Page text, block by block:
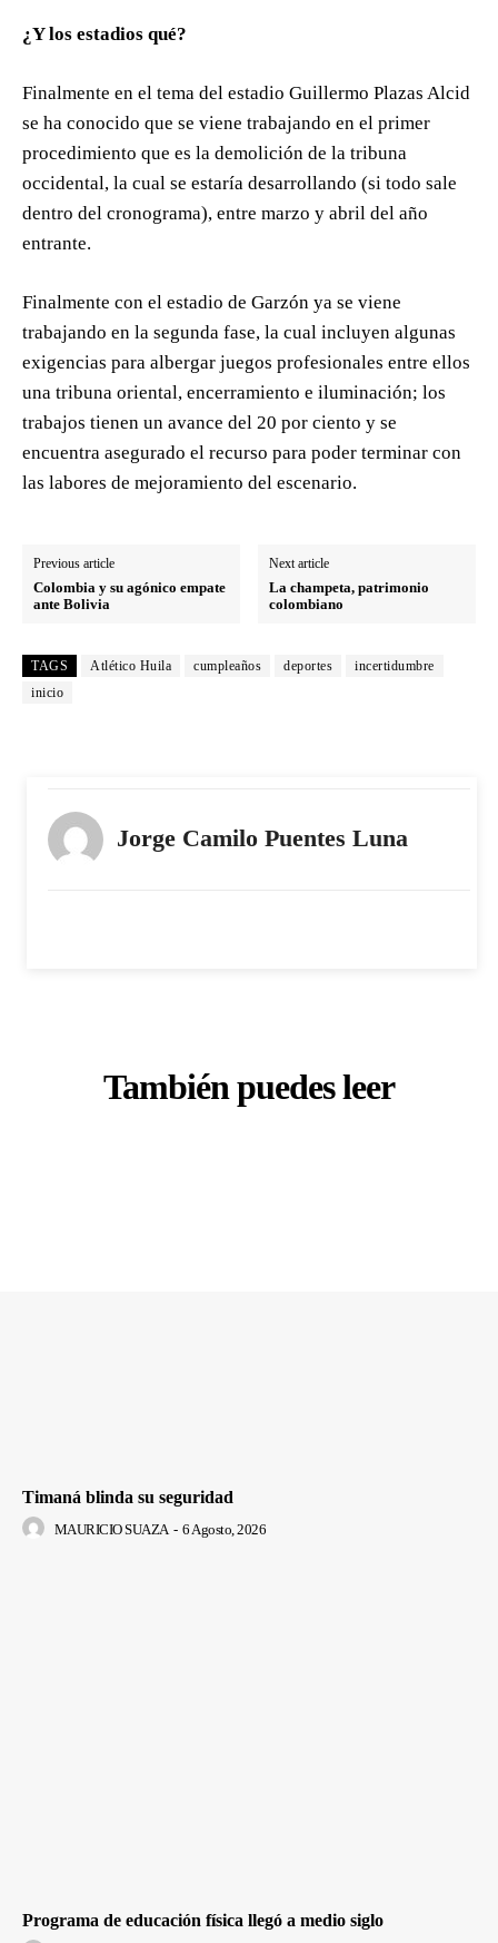
¿Y los estadios qué?
Finalmente en el tema del estadio Guillermo Plazas Alcid
se ha conocido que se viene trabajando en el primer
procedimiento que es la demolición de la tribuna
occidental, la cual se estaría desarrollando (si todo sale
dentro del cronograma), entre marzo y abril del año
entrante.
Finalmente con el estadio de Garzón ya se viene
trabajando en la segunda fase, la cual incluyen algunas
exigencias para albergar juegos profesionales entre ellos
una tribuna oriental, encerramiento e iluminación; los
trabajos tienen un avance del 20 por ciento y se
encuentra asegurado el recurso para poder terminar con
las labores de mejoramiento del escenario.
Previous article
Colombia y su agónico empate
ante Bolivia
Next article
La champeta, patrimonio
colombiano
TAGS Atlético Huila cumpleaños deportes
incertidumbre
inicio
Jorge Camilo Puentes Luna
También puedes leer
Timaná blinda su seguridad
MAURICIO SUAZA - 6 Agosto, 2026
Programa de educación física llegó a medio siglo